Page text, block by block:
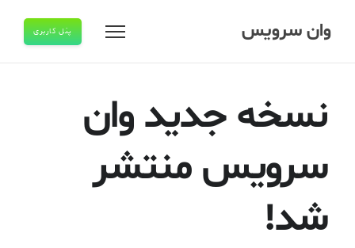
وان سرویس پنل کاربری
نسخه جدید وان
سرویس منتشر
شد!